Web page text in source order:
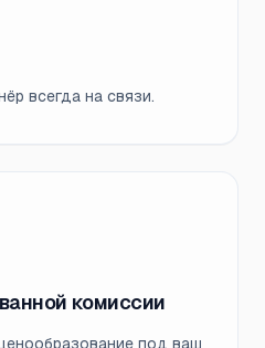
всегда на связи.
комиссии
под ваш